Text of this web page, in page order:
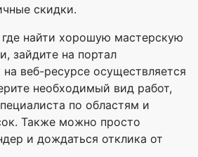
скидки.
где найти хорошую мастерскую
зайдите на портал
веб-ресурсе осуществляется
необходимый вид работ,
по областям и
Также можно просто
и дождаться отклика от